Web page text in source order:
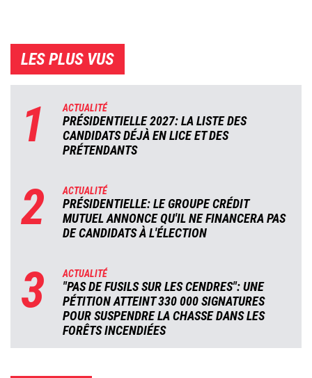
LES PLUS VUS
1 ACTUALITÉ
PRÉSIDENTIELLE 2027: LA LISTE DES
CANDIDATS DÉJÀ EN LICE ET DES
PRÉTENDANTS
2 ACTUALITÉ
PRÉSIDENTIELLE: LE GROUPE CRÉDIT
MUTUEL ANNONCE QU'IL NE FINANCERA PAS
DE CANDIDATS À L'ÉLECTION
3 ACTUALITÉ
"PAS DE FUSILS SUR LES CENDRES": UNE
PÉTITION ATTEINT 330 000 SIGNATURES
POUR SUSPENDRE LA CHASSE DANS LES
FORÊTS INCENDIÉES